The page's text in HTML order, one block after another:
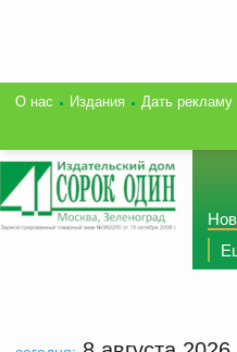
О нас Издания Дать рекламу